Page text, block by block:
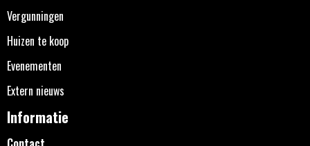
Vergunningen
Huizen te koop
Evenementen
Extern nieuws
Informatie